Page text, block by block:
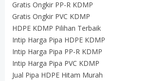
Gratis Ongkir PP-R KDMP
Gratis Ongkir PVC KDMP
HDPE KDMP Pilihan Terbaik
Intip Harga Pipa HDPE KDMP
Intip Harga Pipa PP-R KDMP
Intip Harga Pipa PVC KDMP
Jual Pipa HDPE Hitam Murah